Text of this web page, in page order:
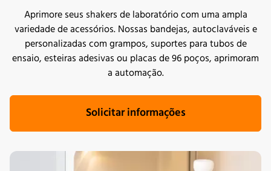
Aprimore seus shakers de laboratório com uma ampla
variedade de acessórios. Nossas bandejas, autoclaváveis e
personalizadas com grampos, suportes para tubos de
ensaio, esteiras adesivas ou placas de 96 poços, aprimoram
a automação.
Solicitar informações